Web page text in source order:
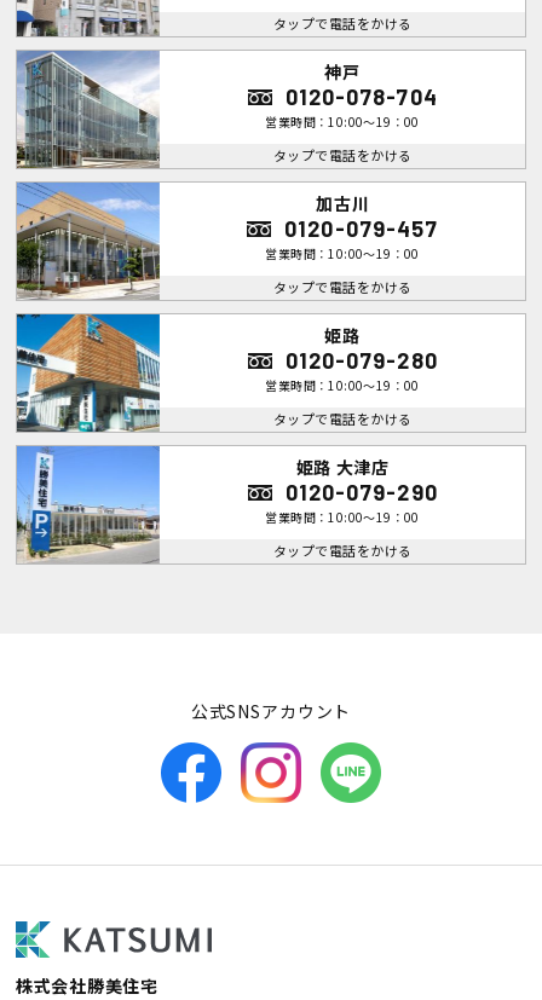
タップで電話をかける
神戸
0120-078-704
営業時間：10:00～19：00
タップで電話をかける
加古川
0120-079-457
営業時間：10:00～19：00
タップで電話をかける
姫路
0120-079-280
営業時間：10:00～19：00
タップで電話をかける
姫路 大津店
0120-079-290
営業時間：10:00～19：00
タップで電話をかける
公式SNSアカウント
株式会社勝美住宅